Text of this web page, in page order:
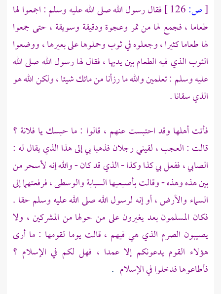
[ص:
فقال رسول الله صلى الله عليه وسلم : اجمعوا لها
طعاما ، فجمع لها من تمر وعجوة ودقيقة وسويقة ، حتى جمعوا
لها طعاما كثيرا ، وجعلوه في ثوب وحملوها على بعيرها ، ووضعوا
الثوب الذي فيه الطعام بين يديها ، فقال لها رسول الله صلى الله
عليه وسلم : تعلمين والله ما رزأنا من مائك شيئا ، ولكن الله هو
الذي سقانا .
فأتت أهلها وقد احتبست عنهم ، قالوا : ما حبسك يا فلانة ؟
قالت : العجب ، لقيني رجلان فذهبا بي إلى هذا الذي يقال له :
الصابي ، ففعل بي كذا وكذا - الذي قد كان - والله إنه لأسحر من
بين هذه وهذه - وقالت بأصبعيها السبابة والوسطى ، فرفعتهما إلى
السماء والأرض ، أو إنه لرسول الله صلى الله عليه وسلم حقا .
فكان المسلمون بعد يغيرون على من حولها من المشركين ، ولا
يصيبون الصرم الذي هي فيهم ، قالت يوما لقومها : ما أرى
هؤلاء القوم يدعونكم إلا عمدا ، فهل لكم في الإسلام ؟
فأطاعوها فدخلوا في الإسلام .